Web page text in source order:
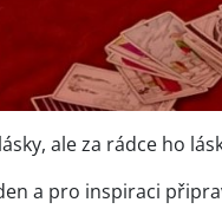
ale za rádce ho
a pro inspiraci